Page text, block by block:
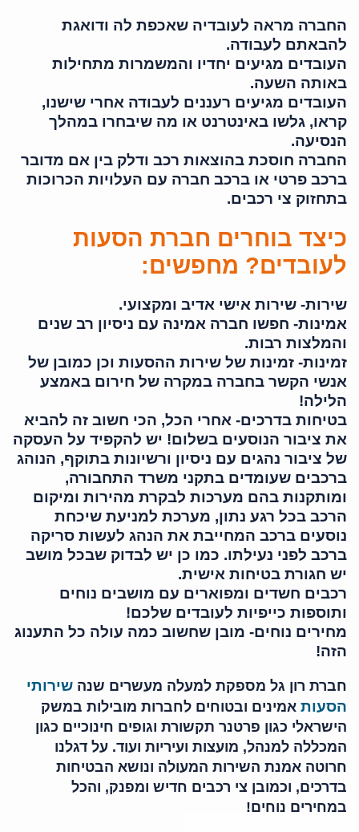
החברה מראה לעובדיה שאכפת לה ודואגת
להבאתם לעבודה.
העובדים מגיעים יחדיו והמשמרות מתחילות
באותה השעה.
העובדים מגיעים רעננים לעבודה אחרי שישנו,
קראו, גלשו באינטרנט או מה שיבחרו במהלך
הנסיעה.
החברה חוסכת בהוצאות רכב ודלק בין אם מדובר
ברכב פרטי או ברכב חברה עם העלויות הכרוכות
בתחזוק צי רכבים.
כיצד בוחרים חברת הסעות
לעובדים? מחפשים:
שירות- שירות אישי אדיב ומקצועי.
אמינות- חפשו חברה אמינה עם ניסיון רב שנים
והמלצות רבות.
זמינות- זמינות של שירות ההסעות וכן כמובן של
אנשי הקשר בחברה במקרה של חירום באמצע
הלילה!
בטיחות בדרכים- אחרי הכל, הכי חשוב זה להביא
את ציבור הנוסעים בשלום! יש להקפיד על העסקה
של ציבור נהגים עם ניסיון ורשיונות בתוקף, הנוהג
ברכבים שעומדים בתקני משרד התחבורה,
ומותקנות בהם מערכות לבקרת מהירות ומיקום
הרכב בכל רגע נתון, מערכת למניעת שיכחת
נוסעים ברכב המחייבת את הנהג לעשות סריקה
ברכב לפני נעילתו. כמו כן יש לבדוק שבכל מושב
יש חגורת בטיחות אישית.
רכבים חשדים ומפוארים עם מושבים נוחים
ותוספות כייפיות לעובדים שלכם!
מחירים נוחים- מובן שחשוב כמה עולה כל התענוג
הזה!
חברת רון גל מספקת למעלה מעשרים שנה שירותי
הסעות אמינים ובטוחים לחברות מובילות במשק
הישראלי כגון פרטנר תקשורת וגופים חינוכיים כגון
המכללה למנהל, מועצות ועיריות ועוד. על דגלנו
חרוטה אמנת השירות המעולה ונושא הבטיחות
בדרכים, וכמובן צי רכבים חדיש ומפנק, והכל
במחירים נוחים!